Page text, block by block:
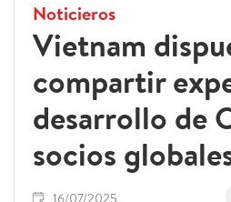
Noticieros
Vietnam
compartir
desarrollo de
socios
16/07/2025